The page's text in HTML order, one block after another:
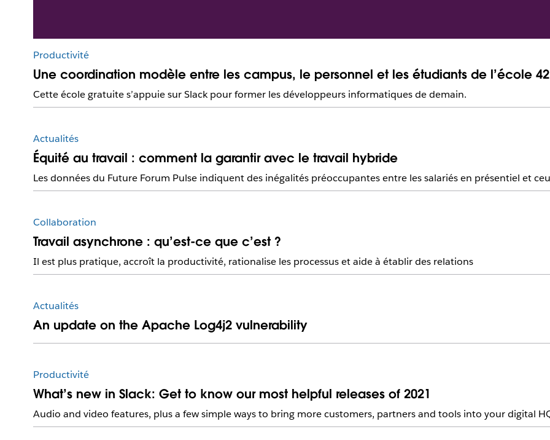
Productivité
Une coordination modèle entre les campus, le personnel et les étudiants de l’école 42
Cette école gratuite s’appuie sur Slack pour former les développeurs informatiques de demain.
Actualités
Équité au travail : comment la garantir avec le travail hybride
Les données du Future Forum Pulse indiquent des inégalités préoccupantes entre les salariés en présentiel et
Collaboration
Travail asynchrone : qu’est-ce que c’est ?
Il est plus pratique, accroît la productivité, rationalise les processus et aide à établir des relations
Actualités
An update on the Apache Log4j2 vulnerability
Productivité
What’s new in Slack: Get to know our most helpful releases of 2021
Audio and video features, plus a few simple ways to bring more customers, partners and tools into your digital